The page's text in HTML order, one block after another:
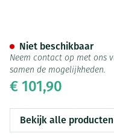
€ 101,90
Niet beschikbaar
Neem contact op met ons
samen de mogelijkheden.
Bekijk alle